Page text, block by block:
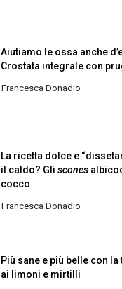
Aiutiamo le ossa anche
Crostata integrale con
Francesca Donadio
La ricetta dolce e
il caldo? Gliscones
cocco
Francesca Donadio
Più sane e più belle con
ai limoni e mirtilli